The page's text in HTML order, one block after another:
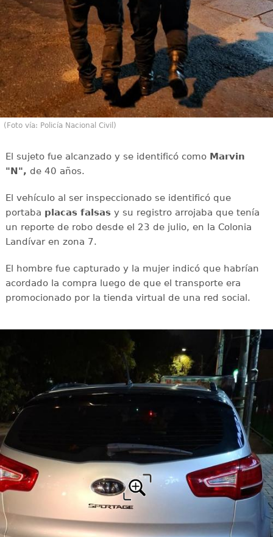
(Foto vía: Policía Nacional Civil)
El sujeto fue alcanzado y se identificó como Marvin
"N", de 40 años.
El vehículo al ser inspeccionado se identificó que
portaba placas falsasy su registro arrojaba que tenía
un reporte de robo desde el 23 de julio, en la Colonia
Landívar en zona 7.
El hombre fue capturado y la mujer indicó que habrían
acordado la compra luego de que el transporte era
promocionado por la tienda virtual de una red social.